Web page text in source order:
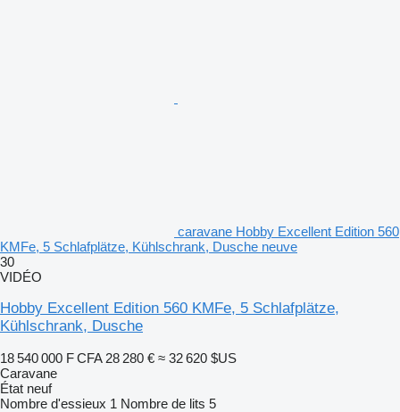
caravane Hobby Excellent Edition 560
KMFe, 5 Schlafplätze, Kühlschrank, Dusche neuve
30
VIDÉO
Hobby Excellent Edition 560 KMFe, 5 Schlafplätze,
Kühlschrank, Dusche
18 540 000 F CFA 28 280 € ≈ 32 620 $US
Caravane
État neuf
Nombre d'essieux 1 Nombre de lits 5